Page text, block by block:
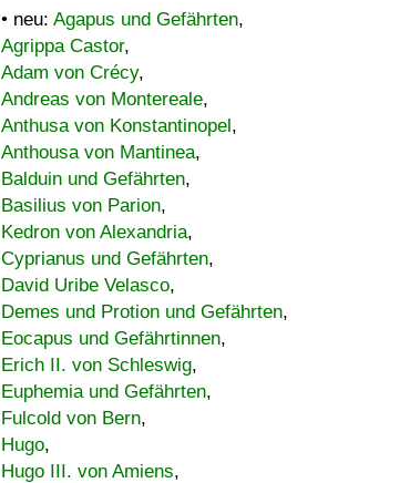
• neu: Agapus und Gefährten,
Agrippa Castor,
Adam von Crécy,
Andreas von Montereale,
Anthusa von Konstantinopel,
Anthousa von Mantinea,
Balduin und Gefährten,
Basilius von Parion,
Kedron von Alexandria,
Cyprianus und Gefährten,
David Uribe Velasco,
Demes und Protion und Gefährten,
Eocapus und Gefährtinnen,
Erich II. von Schleswig,
Euphemia und Gefährten,
Fulcold von Bern,
Hugo,
Hugo III. von Amiens,